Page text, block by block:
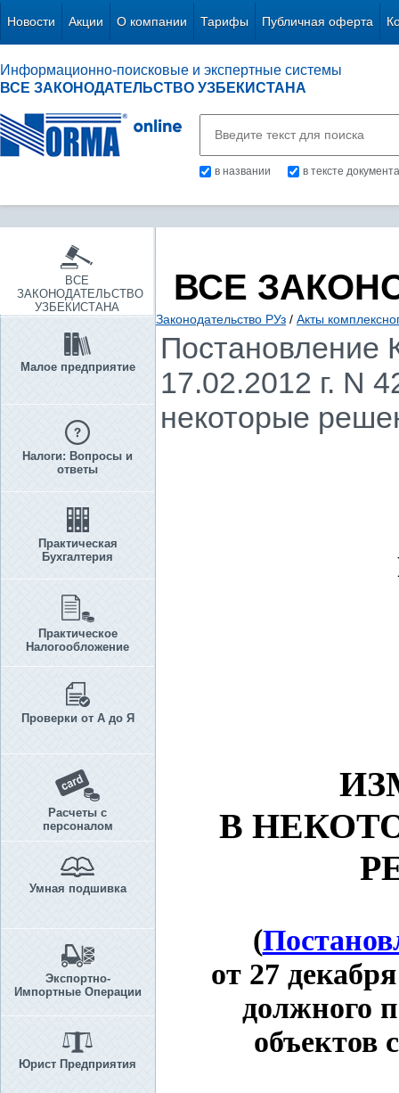
Новости Акции О компании Тарифы Публичная оферта
Информационно-поисковые и экспертные системы
ВСЕ ЗАКОНОДАТЕЛЬСТВО УЗБЕКИСТАНА
в названии в тексте документа
ВСЕ
ЗАКОНОДАТЕЛЬСТВО
УЗБЕКИСТАНА
Малое предприятие
Налоги: Вопросы и
ответы
Практическая
Бухгалтерия
Практическое
Налогообложение
Проверки от А до Я
Расчеты с
персоналом
Умная подшивка
Экспортно-
Импортные Операции
Юрист Предприятия
ВСЕ
Законодательство РУз / Акты
Постановление
17.02.2012 г. N
некоторые
В
(
от 27
должного
объектов